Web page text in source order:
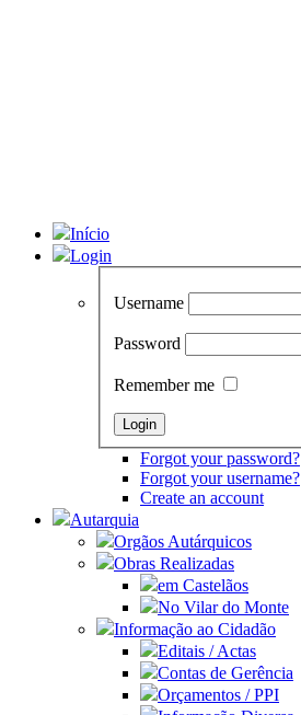
Início
Login
Username
Password
Remember me
Forgot your password?
Forgot your username?
Create an account
Autarquia
Orgãos Autárquicos
Obras Realizadas
em Castelãos
No Vilar do Monte
Informação ao Cidadão
Editais / Actas
Contas de Gerência
Orçamentos / PPI